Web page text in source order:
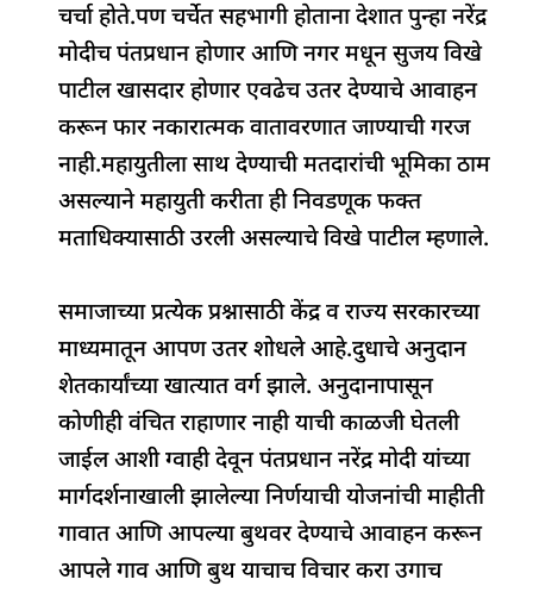
चर्चा होते.पण चर्चेत सहभागी होताना देशात पुन्हा नरेंद्र
मोदीच पंतप्रधान होणार आणि नगर मधून सुजय विखे
पाटील खासदार होणार एवढेच उतर देण्याचे आवाहन
करून फार नकारात्मक वातावरणात जाण्याची गरज
नाही.महायुतीला साथ देण्याची मतदारांची भूमिका ठाम
असल्याने महायुती करीता ही निवडणूक फक्त
मताधिक्यासाठी उरली असल्याचे विखे पाटील म्हणाले.
समाजाच्या प्रत्येक प्रश्नासाठी केंद्र व राज्य सरकारच्या
माध्यमातून आपण उतर शोधले आहे.दुधाचे अनुदान
शेतकार्यांच्या खात्यात वर्ग झाले. अनुदानापासून
कोणीही वंचित राहाणार नाही याची काळजी घेतली
जाईल आशी ग्वाही देवून पंतप्रधान नरेंद्र मोदी यांच्या
मार्गदर्शनाखाली झालेल्या निर्णयाची योजनांची माहीती
गावात आणि आपल्या बुथवर देण्याचे आवाहन करून
आपले गाव आणि बुथ याचाच विचार करा उगाच